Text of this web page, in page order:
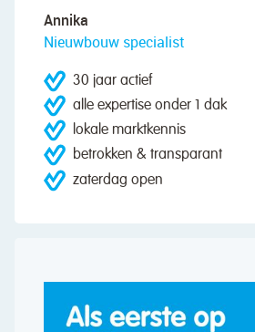
Annika
Nieuwbouw specialist
30 jaar actief
alle expertise onder 1 dak
lokale marktkennis
betrokken & transparant
zaterdag open